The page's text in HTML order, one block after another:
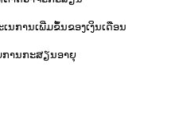
ນການເພີ່ມຂຶ້ນຂອງເງິນເດືອນ
ການກະສຽນອາຍຸ